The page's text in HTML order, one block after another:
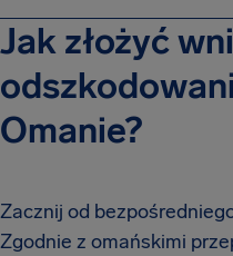
Jak złożyć
Omanie?
Zacznij od
Zgodnie z omańskimi